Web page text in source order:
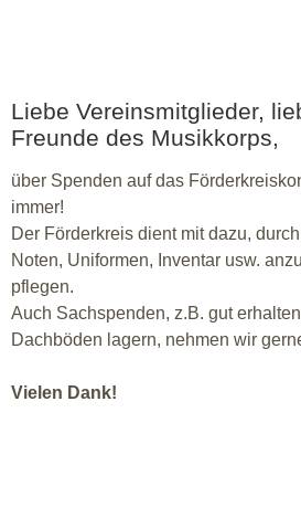
Liebe Vereinsmitglieder,
Freunde des Musikkorps,
über Spenden auf das
immer!
Der Förderkreis dient mit dazu,
Noten, Uniformen, Inventar usw.
pflegen.
Auch Sachspenden, z.B. gut
Dachböden lagern, nehmen wir
Vielen Dank!